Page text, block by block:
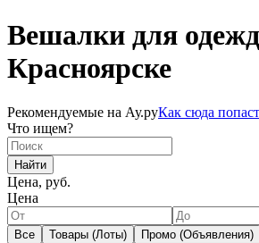
Вешалки для
Красноярске
Рекомендуемые на Ау.руКак сюда
Что ищем?
Найти
Цена, руб.
Цена
Все Товары (Лоты) Промо (Объявления)